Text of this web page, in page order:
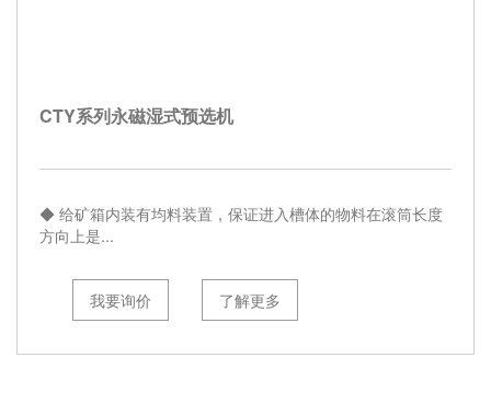
CTY系列永磁湿式预选机
◆ 给矿箱内装有均料装置，保证进入槽体的物料在滚筒长度
方向上是...
我要询价 了解更多